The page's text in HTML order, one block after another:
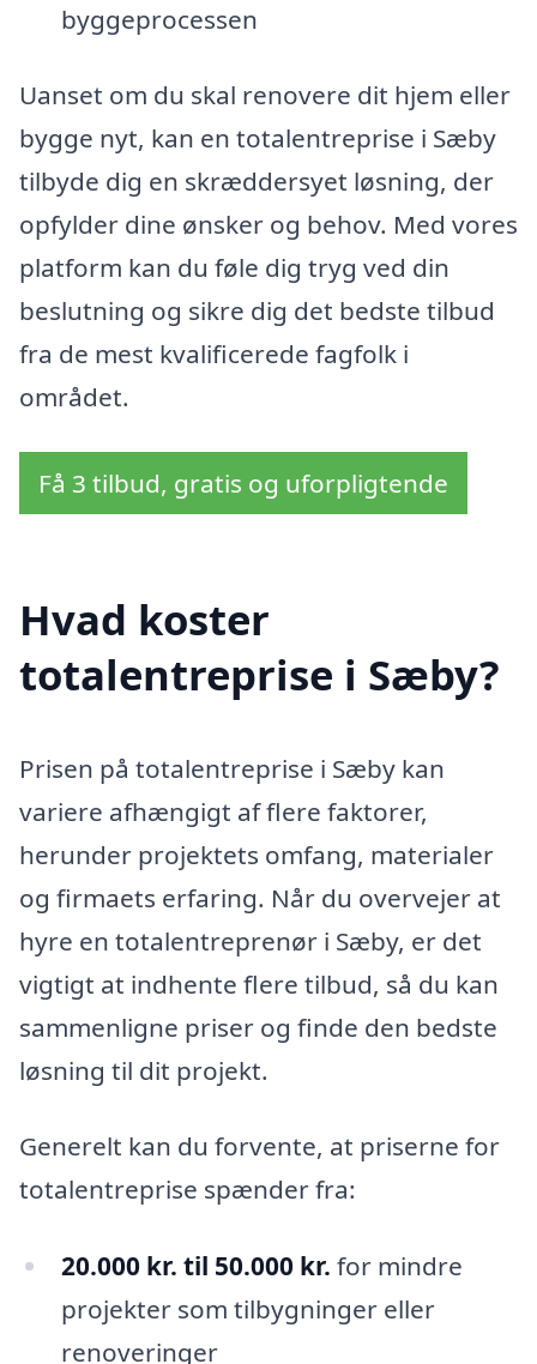
byggeprocessen
Uanset om du skal renovere dit hjem eller
bygge nyt, kan en totalentreprise i Sæby
tilbyde dig en skræddersyet løsning, der
opfylder dine ønsker og behov. Med vores
platform kan du føle dig tryg ved din
beslutning og sikre dig det bedste tilbud
fra de mest kvalificerede fagfolk i
området.
Få 3 tilbud, gratis og uforpligtende
Hvad koster
totalentreprise i Sæby?
Prisen på totalentreprise i Sæby kan
variere afhængigt af flere faktorer,
herunder projektets omfang, materialer
og firmaets erfaring. Når du overvejer at
hyre en totalentreprenør i Sæby, er det
vigtigt at indhente flere tilbud, så du kan
sammenligne priser og finde den bedste
løsning til dit projekt.
Generelt kan du forvente, at priserne for
totalentreprise spænder fra:
20.000 kr. til 50.000 kr. for mindre
projekter som tilbygninger eller
renoveringer